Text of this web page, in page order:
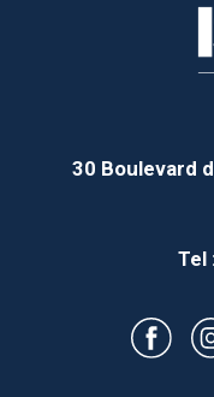
30 Boulevard
Tel